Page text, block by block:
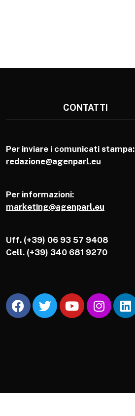
CONTATTI
Per inviare i comunicati stampa:
redazione@agenparl.eu
Per informazioni:
marketing@agenparl.eu
Uff. (+39) 06 93 57 9408
Cell. (+39) 340 681 9270